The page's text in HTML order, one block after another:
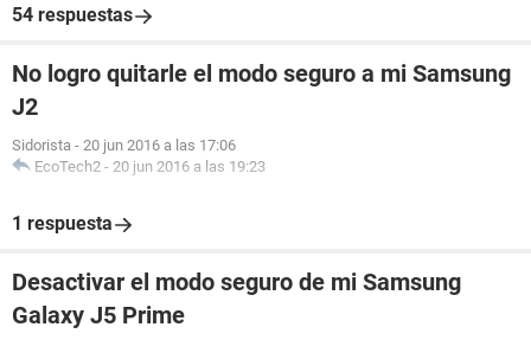
54 respuestas
No logro quitarle el modo seguro a mi Samsung
J2
Sidorista - 20 jun 2016 a las 17:06
EcoTech2 - 20 jun 2016 a las 19:23
1 respuesta
Desactivar el modo seguro de mi Samsung
Galaxy J5 Prime